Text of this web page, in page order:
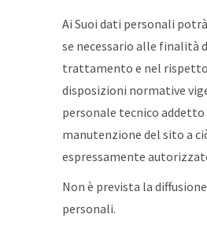
Ai Suoi dati personali
se necessario alle finalità
trattamento e nel
disposizioni normative
personale tecnico
manutenzione del sito a
espressamente
Non è prevista la
personali.